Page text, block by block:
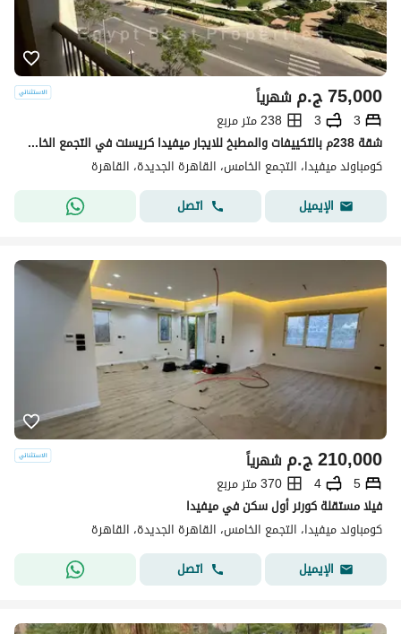
ج.م75,000 شهرياً
3
3
238 متر مربع
شقة 238م بالتكييفات والمطبخ للايجار ميفيدا كريسنت في التجمع الخامس Mivida
كومباوند ميفيدا، التجمع الخامس، القاهرة الجديدة، القاهرة
الإيميل
اتصل
ج.م210,000 شهرياً
5
4
370 متر مربع
فيلا مستقلة كورنر أول سكن في ميفيدا
كومباوند ميفيدا، التجمع الخامس، القاهرة الجديدة، القاهرة
الإيميل
اتصل